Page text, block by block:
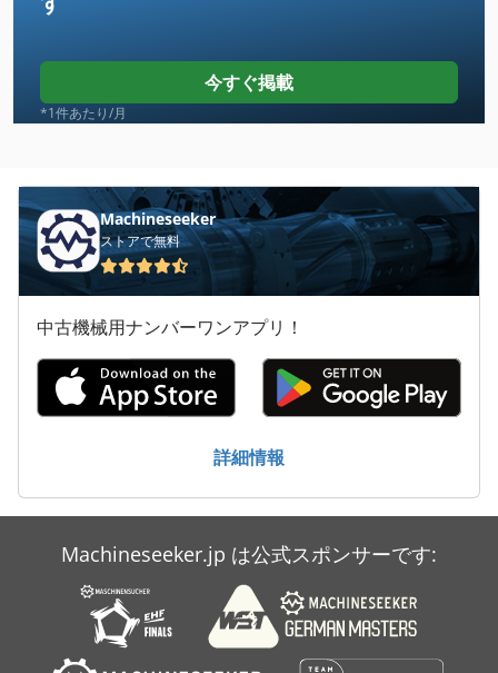
Claas Celtis 446 Rx
Claas Dominator 85
Claas Lexion 405
Claas Lexion 440
Claas Lexion 450
Claas Lexion 460
Claas Lexion 540
Claas Lexion 570 C
Claas Variant 385 Rc
Claas Volto 670
Claas Volto 870
今すぐ掲載
*1件あたり/月
Machineseeker
ストアで無料
中古機械用ナンバーワンアプリ！
詳細情報
Machineseeker.jp は公式スポンサーです: